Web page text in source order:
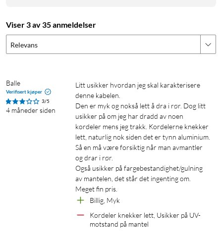
Viser 3 av 35 anmeldelser
Relevans
Balle
Verifisert kjøper
3/5
4 måneder siden
Litt usikker hvordan jeg skal karakterisere
denne kabelen.
Den er myk og nokså lett å dra i rør. Dog litt
usikker på om jeg har dradd av noen
kordeler mens jeg trakk. Kordelerne knekker
lett, naturlig nok siden det er tynn aluminium.
Så en må være forsiktig når man avmantler
og drar i rør.
Også usikker på fargebestandighet/gulning
av mantelen, det står det ingenting om.
Meget fin pris.
Billig, Myk
Kordeler knekker lett, Usikker på UV-
motstand på mantel